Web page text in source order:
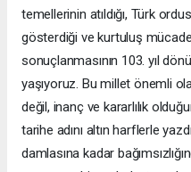
temellerinin atıldığı, Türk
gösterdiği ve kurtuluş
sonuçlanmasının 103. yıl
yaşıyoruz. Bu millet önemli
değil, inanç ve kararlılık
tarihe adını altın harflerle
damlasına kadar